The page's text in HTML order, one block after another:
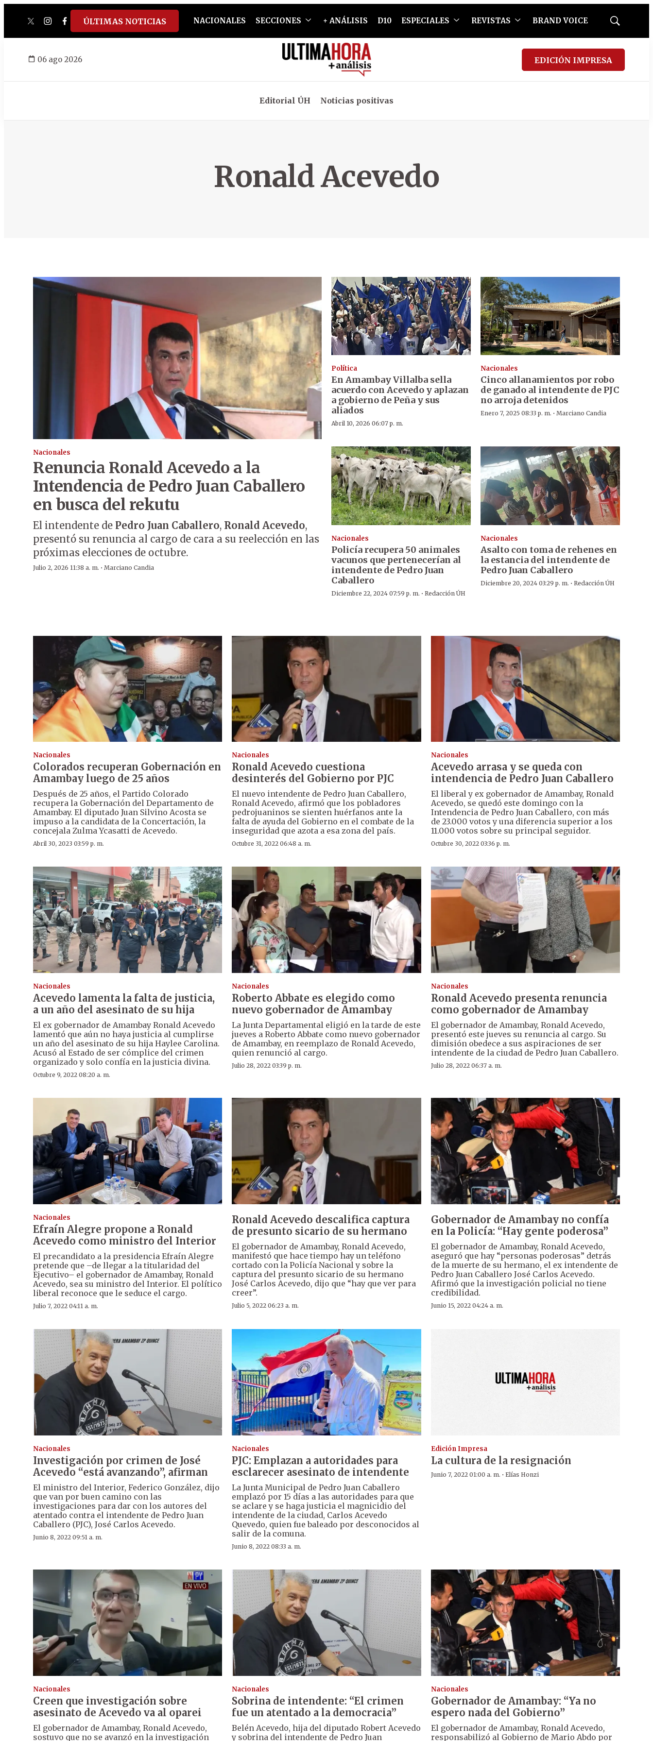
twitterinstagram
facebook
tiktokyoutube
spotify
ÚLTIMAS NOTICIAS NACIONALES SECCIONES + ANÁLISIS D10 ESPECIALES REVISTAS BRAND VOICE
Mostrar
06 ago 2026 EDICIÓN IMPRESA
Editorial ÚH Noticias positivas
Ronald Acevedo
Nacionales
Renuncia Ronald Acevedo a la
Intendencia de Pedro Juan Caballero
en busca del rekutu
El intendente de Pedro Juan Caballero, Ronald Acevedo,
presentó su renuncia al cargo de cara a su reelección en las
próximas elecciones de octubre.
Julio 2, 2026 11:38 a. m. · Marciano Candia
Política
En Amambay Villalba sella
acuerdo con Acevedo y aplazan
a gobierno de Peña y sus
aliados
Abril 10, 2026 06:07 p. m.
Nacionales
Cinco allanamientos por robo
de ganado al intendente de PJC
no arroja detenidos
Enero 7, 2025 08:33 p. m. · Marciano Candia
Nacionales
Policía recupera 50 animales
vacunos que pertenecerían al
intendente de Pedro Juan
Caballero
Diciembre 22, 2024 07:59 p. m. · Redacción ÚH
Nacionales
Asalto con toma de rehenes en
la estancia del intendente de
Pedro Juan Caballero
Diciembre 20, 2024 03:29 p. m. · Redacción ÚH
Nacionales
Colorados recuperan Gobernación en
Amambay luego de 25 años
Después de 25 años, el Partido Colorado
recupera la Gobernación del Departamento de
Amambay. El diputado Juan Silvino Acosta se
impuso a la candidata de la Concertación, la
concejala Zulma Ycasatti de Acevedo.
Abril 30, 2023 03:59 p. m.
Nacionales
Ronald Acevedo cuestiona
desinterés del Gobierno por PJC
El nuevo intendente de Pedro Juan Caballero,
Ronald Acevedo, afirmó que los pobladores
pedrojuaninos se sienten huérfanos ante la
falta de ayuda del Gobierno en el combate de la
inseguridad que azota a esa zona del país.
Octubre 31, 2022 06:48 a. m.
Nacionales
Acevedo arrasa y se queda con
intendencia de Pedro Juan Caballero
El liberal y ex gobernador de Amambay, Ronald
Acevedo, se quedó este domingo con la
Intendencia de Pedro Juan Caballero, con más
de 23.000 votos y una diferencia superior a los
11.000 votos sobre su principal seguidor.
Octubre 30, 2022 03:36 p. m.
Nacionales
Acevedo lamenta la falta de justicia,
a un año del asesinato de su hija
El ex gobernador de Amambay Ronald Acevedo
lamentó que aún no haya justicia al cumplirse
un año del asesinato de su hija Haylee Carolina.
Acusó al Estado de ser cómplice del crimen
organizado y solo confía en la justicia divina.
Octubre 9, 2022 08:20 a. m.
Nacionales
Roberto Abbate es elegido como
nuevo gobernador de Amambay
La Junta Departamental eligió en la tarde de este
jueves a Roberto Abbate como nuevo gobernador
de Amambay, en reemplazo de Ronald Acevedo,
quien renunció al cargo.
Julio 28, 2022 03:39 p. m.
Nacionales
Ronald Acevedo presenta renuncia
como gobernador de Amambay
El gobernador de Amambay, Ronald Acevedo,
presentó este jueves su renuncia al cargo. Su
dimisión obedece a sus aspiraciones de ser
intendente de la ciudad de Pedro Juan Caballero.
Julio 28, 2022 06:37 a. m.
Nacionales
Efraín Alegre propone a Ronald
Acevedo como ministro del Interior
El precandidato a la presidencia Efraín Alegre
pretende que –de llegar a la titularidad del
Ejecutivo– el gobernador de Amambay, Ronald
Acevedo, sea su ministro del Interior. El político
liberal reconoce que le seduce el cargo.
Julio 7, 2022 04:11 a. m.
Ronald Acevedo descalifica captura
de presunto sicario de su hermano
El gobernador de Amambay, Ronald Acevedo,
manifestó que hace tiempo hay un teléfono
cortado con la Policía Nacional y sobre la
captura del presunto sicario de su hermano
José Carlos Acevedo, dijo que “hay que ver para
creer”.
Julio 5, 2022 06:23 a. m.
Gobernador de Amambay no confía
en la Policía: “Hay gente poderosa”
El gobernador de Amambay, Ronald Acevedo,
aseguró que hay “personas poderosas” detrás
de la muerte de su hermano, el ex intendente de
Pedro Juan Caballero José Carlos Acevedo.
Afirmó que la investigación policial no tiene
credibilidad.
Junio 15, 2022 04:24 a. m.
Nacionales
Investigación por crimen de José
Acevedo “está avanzando”, afirman
El ministro del Interior, Federico González, dijo
que van por buen camino con las
investigaciones para dar con los autores del
atentado contra el intendente de Pedro Juan
Caballero (PJC), José Carlos Acevedo.
Junio 8, 2022 09:51 a. m.
Nacionales
PJC: Emplazan a autoridades para
esclarecer asesinato de intendente
La Junta Municipal de Pedro Juan Caballero
emplazó por 15 días a las autoridades para que
se aclare y se haga justicia el magnicidio del
intendente de la ciudad, Carlos Acevedo
Quevedo, quien fue baleado por desconocidos al
salir de la comuna.
Junio 8, 2022 08:33 a. m.
Edición Impresa
La cultura de la resignación
Junio 7, 2022 01:00 a. m. · Elías Honzi
Nacionales
Creen que investigación sobre
asesinato de Acevedo va al oparei
El gobernador de Amambay, Ronald Acevedo,
sostuvo que no se avanzó en la investigación
Nacionales
Sobrina de intendente: “El crimen
fue un atentado a la democracia”
Belén Acevedo, hija del diputado Robert Acevedo
y sobrina del intendente de Pedro Juan
Nacionales
Gobernador de Amambay: “Ya no
espero nada del Gobierno”
El gobernador de Amambay, Ronald Acevedo,
responsabilizó al Gobierno de Mario Abdo por